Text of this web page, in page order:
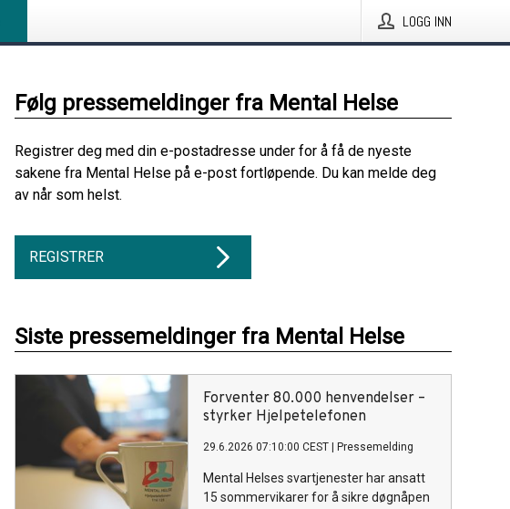
LOGG INN
Følg pressemeldinger fra Mental Helse
Registrer deg med din e-postadresse under for å få de nyeste
sakene fra Mental Helse på e-post fortløpende. Du kan melde deg
av når som helst.
REGISTRER
Siste pressemeldinger fra Mental Helse
Forventer 80.000 henvendelser –
styrker Hjelpetelefonen
29.6.2026 07:10:00 CEST Pressemelding
Mental Helses svartjenester har ansatt
15 sommervikarer for å sikre døgnåpen